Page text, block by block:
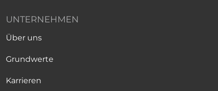
UNTERNEHMEN
Über uns
Grundwerte
Karrieren